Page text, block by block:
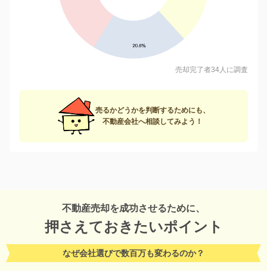
売却完了者34人に調査
売るかどうかを判断するためにも、
不動産会社へ相談してみよう！
不動産売却を成功させるために、
押さえておきたいポイント
なぜ会社選びで数百万も変わるのか？